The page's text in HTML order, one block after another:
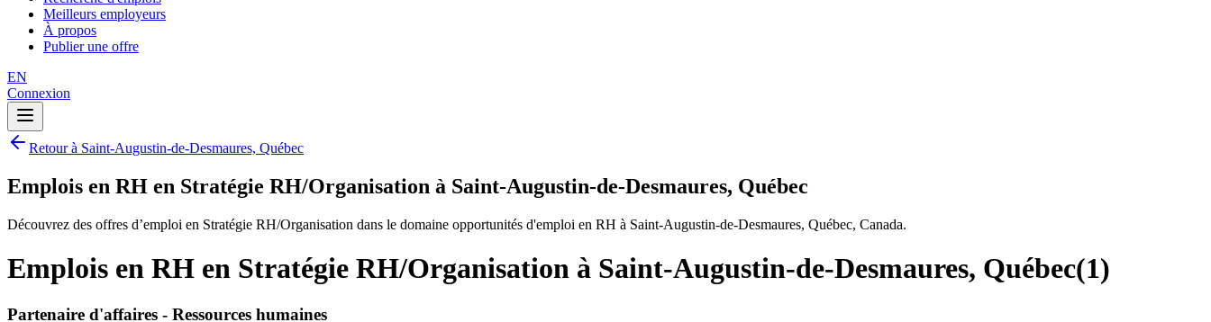
Meilleurs employeurs
À propos
Publier une offre
EN
Connexion
Retour à Saint-Augustin-de-Desmaures, Québec
Emplois en RH en Stratégie RH/Organisation à Saint-Augustin-de-Desmaures, Québec
Découvrez des offres d’emploi en Stratégie RH/Organisation dans le domaine opportunités d'emploi en RH à Saint-Augustin-de-Desmaures, Québec, Canada.
Emplois en RH en Stratégie RH/Organisation à Saint-Augustin-de-Desmaures, Québec(1)
Partenaire d'affaires - Ressources humaines